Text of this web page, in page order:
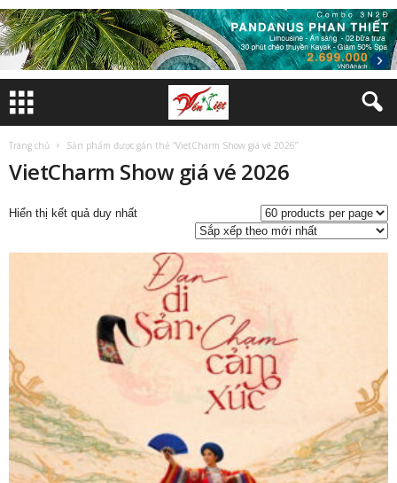
Trang chủ Sản phẩm được gắn thẻ “VietCharm Show giá vé 2026”
VietCharm Show giá vé 2026
Hiển thị kết quả duy nhất